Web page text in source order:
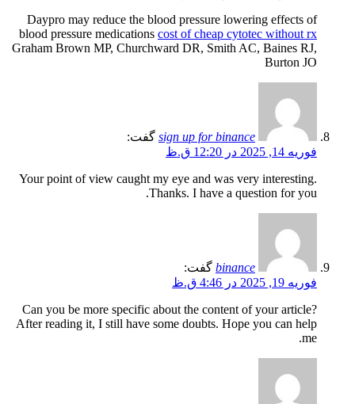
Daypro may reduce the blood pressure lowering effects of
blood pressure medications cost of cheap cytotec without rx
Graham Brown MP, Churchward DR, Smith AC, Baines RJ,
Burton JO
sign up for binance گفت:
فوریه 14, 2025 در 12:20 ق.ظ
Your point of view caught my eye and was very interesting.
Thanks. I have a question for you.
binance گفت:
فوریه 19, 2025 در 4:46 ق.ظ
Can you be more specific about the content of your article?
After reading it, I still have some doubts. Hope you can help
me.